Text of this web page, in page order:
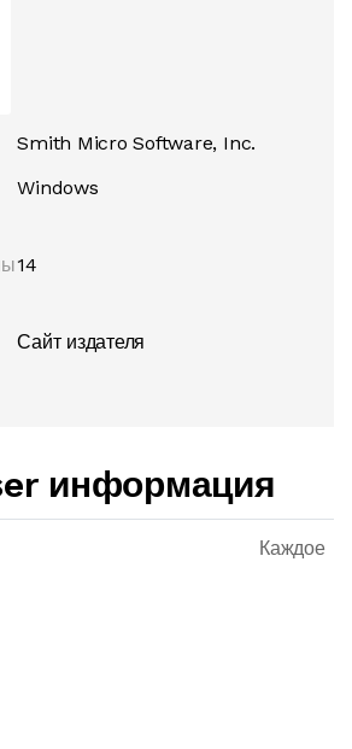
Smith Micro Software, Inc.
Windows
14
Сайт издателя
информация
Каждое